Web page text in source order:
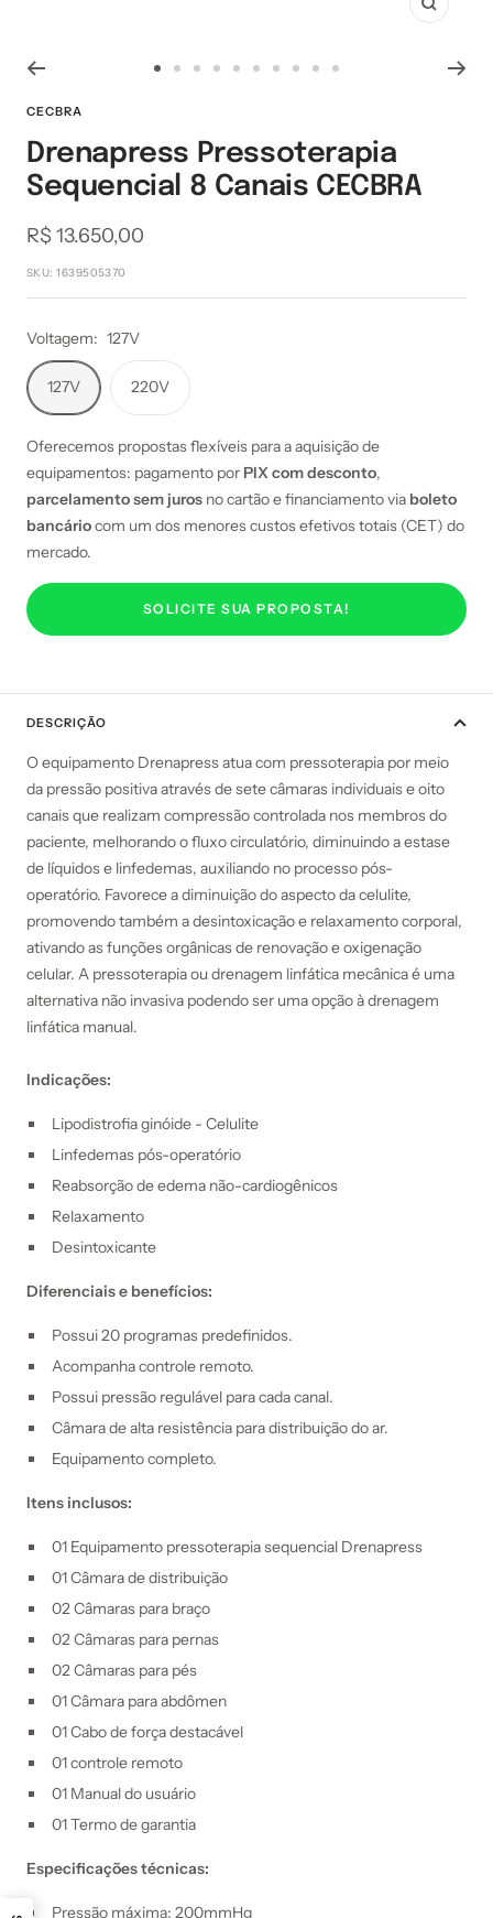
Zoom
1
2
3
4
5 6
7
8 9
10
CECBRA
Drenapress Pressoterapia
Sequencial 8 Canais CECBRA
Preço
promocional
R$ 13.650,00
SKU:1639505370
Voltagem: 127V
127V 220V
Oferecemos propostas flexíveis para a aquisição de
equipamentos: pagamento por PIX com desconto,
parcelamento sem juros no cartão e financiamento via boleto
bancáriocom um dos menores custos efetivos totais (CET) do
mercado.
SOLICITE SUA PROPOSTA!
DESCRIÇÃO
O equipamento Drenapress atua com pressoterapia por meio
da pressão positiva através de sete câmaras individuais e oito
canais que realizam compressão controlada nos membros do
paciente, melhorando o fluxo circulatório, diminuindo a estase
de líquidos e linfedemas, auxiliando no processo pós-
operatório. Favorece a diminuição do aspecto da celulite,
promovendo também a desintoxicação e relaxamento corporal,
ativando as funções orgânicas de renovação e oxigenação
celular. A pressoterapia ou drenagem linfática mecânica é uma
alternativa não invasiva podendo ser uma opção à drenagem
linfática manual.
Indicações:
Lipodistrofia ginóide - Celulite
Linfedemas pós-operatório
Reabsorção de edema não-cardiogênicos
Relaxamento
Desintoxicante
Diferenciais e benefícios:
Possui 20 programas predefinidos.
Acompanha controle remoto.
Possui pressão regulável para cada canal.
Câmara de alta resistência para distribuição do ar.
Equipamento completo.
Itens inclusos:
01 Equipamento pressoterapia sequencial Drenapress
01 Câmara de distribuição
02 Câmaras para braço
02 Câmaras para pernas
02 Câmaras para pés
01 Câmara para abdômen
01 Cabo de força destacável
01 controle remoto
01 Manual do usuário
01 Termo de garantia
Especificações técnicas:
Pressão máxima: 200mmHg